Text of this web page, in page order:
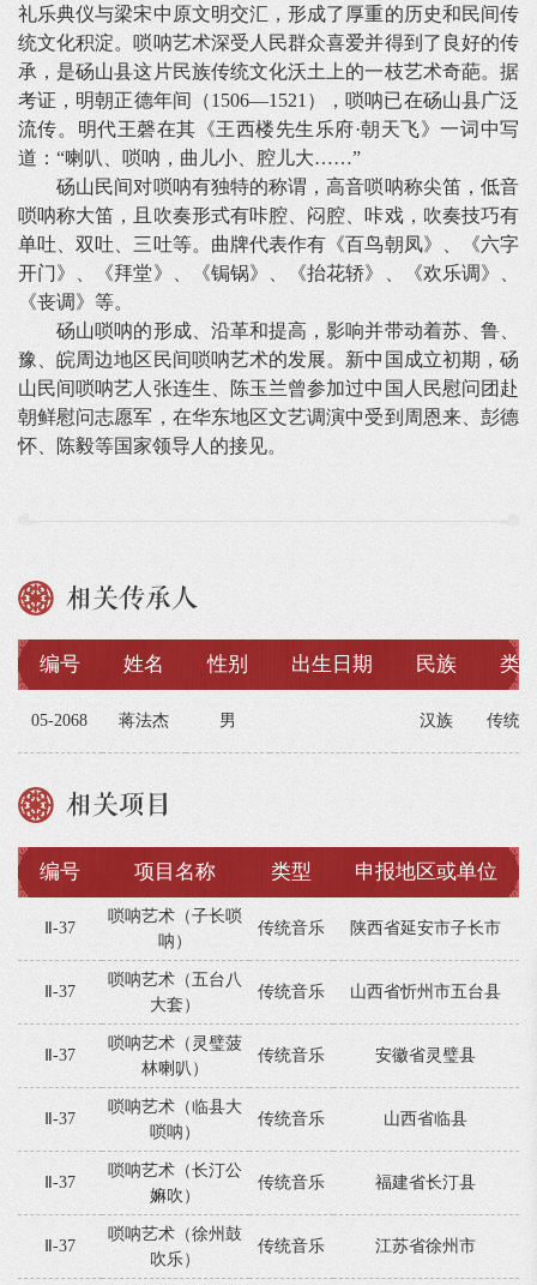
礼乐典仪与梁宋中原文明交汇，形成了厚重的历史和民间传
统文化积淀。唢呐艺术深受人民群众喜爱并得到了良好的传
承，是砀山县这片民族传统文化沃土上的一枝艺术奇葩。据
考证，明朝正德年间（1506—1521），唢呐已在砀山县广泛
流传。明代王磬在其《王西楼先生乐府·朝天飞》一词中写
道：“喇叭、唢呐，曲儿小、腔儿大……”
砀山民间对唢呐有独特的称谓，高音唢呐称尖笛，低音
唢呐称大笛，且吹奏形式有咔腔、闷腔、咔戏，吹奏技巧有
单吐、双吐、三吐等。曲牌代表作有《百鸟朝凤》、《六字
开门》、《拜堂》、《锔锅》、《抬花轿》、《欢乐调》、
《丧调》等。
砀山唢呐的形成、沿革和提高，影响并带动着苏、鲁、
豫、皖周边地区民间唢呐艺术的发展。新中国成立初期，砀
山民间唢呐艺人张连生、陈玉兰曾参加过中国人民慰问团赴
朝鲜慰问志愿军，在华东地区文艺调演中受到周恩来、彭德
怀、陈毅等国家领导人的接见。
相关传承人
编号 姓名 性别 出生日期 民族 类
05-2068 蒋法杰 男 汉族 传统
相关项目
编号 项目名称 类型 申报地区或单位
Ⅱ-37
唢呐艺术（子长唢
呐）
传统音乐 陕西省延安市子长市
Ⅱ-37
唢呐艺术（五台八
大套）
传统音乐 山西省忻州市五台县
Ⅱ-37
唢呐艺术（灵璧菠
林喇叭）
传统音乐 安徽省灵璧县
Ⅱ-37
唢呐艺术（临县大
唢呐）
传统音乐 山西省临县
Ⅱ-37
唢呐艺术（长汀公
嫲吹）
传统音乐 福建省长汀县
Ⅱ-37
唢呐艺术（徐州鼓
吹乐）
传统音乐 江苏省徐州市